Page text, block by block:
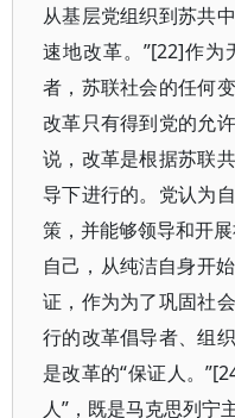
从基层党组织到苏共
速地改革。”[22]作
者，苏联社会的任何
改革只有得到党的允
说，改革是根据苏联
导下进行的。党认为
策，并能够领导和开
自己，从纯洁自身开
证，作为为了巩固社
行的改革倡导者、组
是改革的“保证人。
人”，既是马克思列宁